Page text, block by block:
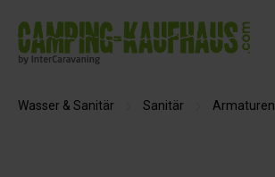
Zur Hauptnavigation springen
Wasser & Sanitär Sanitär Armaturen